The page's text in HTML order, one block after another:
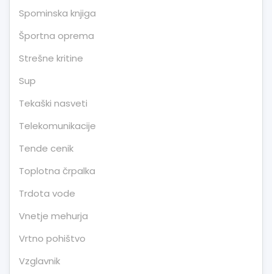
Spominska knjiga
Športna oprema
Strešne kritine
Sup
Tekaški nasveti
Telekomunikacije
Tende cenik
Toplotna črpalka
Trdota vode
Vnetje mehurja
Vrtno pohištvo
Vzglavnik